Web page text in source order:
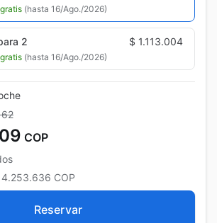
(hasta 16/Ago./2026)
2 $ 1.113.004
(hasta 16/Ago./2026)
COP
4.253.636 COP
Reservar